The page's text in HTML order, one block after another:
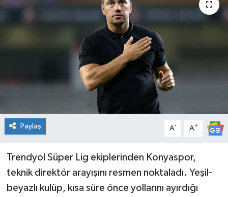
Paylaş A- A+
Trendyol Süper Lig ekiplerinden Konyaspor,
teknik direktör arayışını resmen noktaladı. Yeşil-
beyazlı kulüp, kısa süre önce yollarını ayırdığı
Spor
Teknoloji
Tatil ve Seyahat
Okul Gazetesi